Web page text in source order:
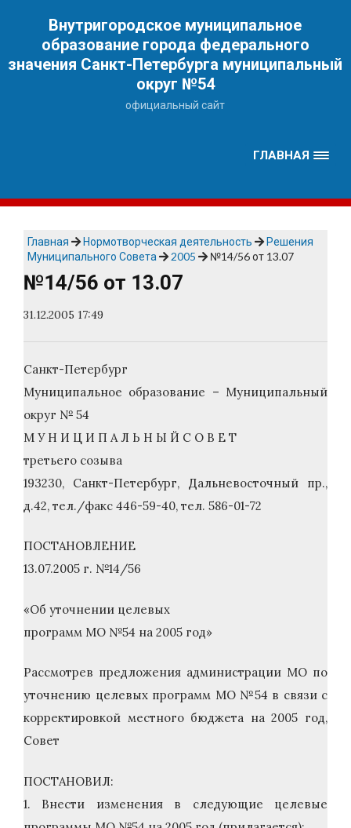
Внутригородское муниципальное
образование города федерального
значения Санкт-Петербурга муниципальный
округ №54
официальный сайт
ГЛАВНАЯ
Главная Нормотворческая деятельность
Решения
Муниципального Совета
2005 №14/56 от 13.07
№14/56 от 13.07
31.12.2005 17:49
Санкт-Петербург
Муниципальное образование – Муниципальный
округ № 54
М У Н И Ц И П А Л Ь Н Ы Й С О В Е Т
третьего созыва
193230, Санкт-Петербург, Дальневосточный пр.,
д.42, тел./факс 446-59-40, тел. 586-01-72
ПОСТАНОВЛЕНИЕ
13.07.2005 г. №14/56
«Об уточнении целевых
программ МО №54 на 2005 год»
Рассмотрев предложения администрации МО по
уточнению целевых программ МО №54 в связи с
корректировкой местного бюджета на 2005 год,
Совет
ПОСТАНОВИЛ:
1. Внести изменения в следующие целевые